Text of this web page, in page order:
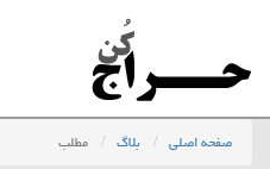
صفحه اصلی بلاگ مطلب